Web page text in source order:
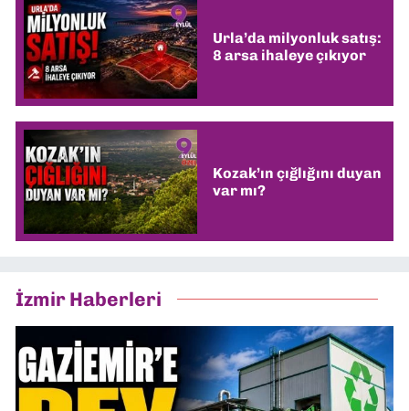
Urla’da milyonluk satış:
8 arsa ihaleye çıkıyor
Kozak’ın çığlığını duyan
var mı?
İzmir Haberleri